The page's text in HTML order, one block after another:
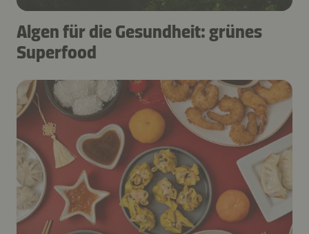
Algen für die Gesundheit: grünes
Superfood